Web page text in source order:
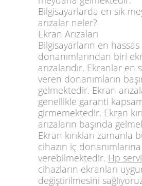
Bilgisayarlarda en sık
arızalar neler?
Ekran Arızaları
Bilgisayarların en hassas
donanımlarından biri
arızalarıdır. Ekranlar en
veren donanımların
gelmektedir. Ekran
genellikle garanti
girmemektedir. Ekran
arızaların başında
Ekran kırıkları zamanla
cihazın iç
verebilmektedir. Hp
cihazların ekranları
değiştirilmesini